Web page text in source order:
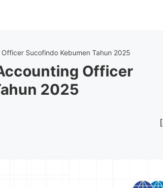
Sucofindo Kebumen Tahun 2025
Officer
2025